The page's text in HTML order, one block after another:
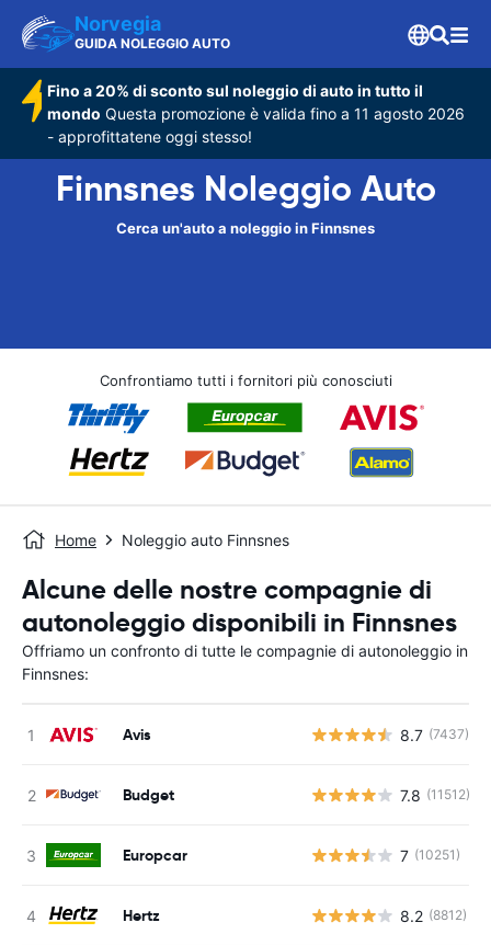
Norvegia
GUIDA NOLEGGIO AUTO
Fino a 20% di sconto sul noleggio di auto in tutto il
mondo Questa promozione è valida fino a 11 agosto 2026
- approfittatene oggi stesso!
Finnsnes Noleggio Auto
Cerca un'auto a noleggio in Finnsnes
Confrontiamo tutti i fornitori più conosciuti
Home Noleggio auto Finnsnes
Alcune delle nostre compagnie di
autonoleggio disponibili in Finnsnes
Offriamo un confronto di tutte le compagnie di autonoleggio in
Finnsnes:
Avis 8.7 (7437)
Budget 7.8 (11512)
Europcar 7 (10251)
Hertz 8.2 (8812)